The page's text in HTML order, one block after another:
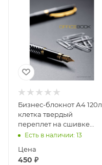
Бизнес-блокнот А4 120л
клетка твердый
переплет на сшивке
Office Book
Есть в наличии: 13
Цена
450 ₽